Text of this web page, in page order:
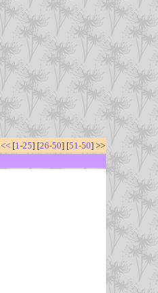
<<[1-25] [26-50] [51-50] >>